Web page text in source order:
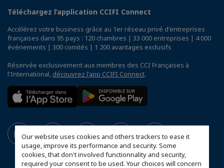
Our website uses cookies and others trackers to ease it
usage, improve its performance and security. Some
cookies, that don't involved functionnality and security,
required your consent to be used. Your choices will concern
Téléchargez l’application CCIFI Connect
Accélérez votre business grâce au 1er réseau privé d'entreprises
françaises dans 95 pays : 120 chambres | 33 000 entreprises | 4 000
événements | 300 comités | 1 200 avantages exclusifs
Réservée exclusivement aux membres des CCI Françaises à
l'International, découvrez l'app CCIFI Connect.